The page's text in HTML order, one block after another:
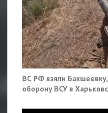
ВС РФ взяли
оборону ВСУ в